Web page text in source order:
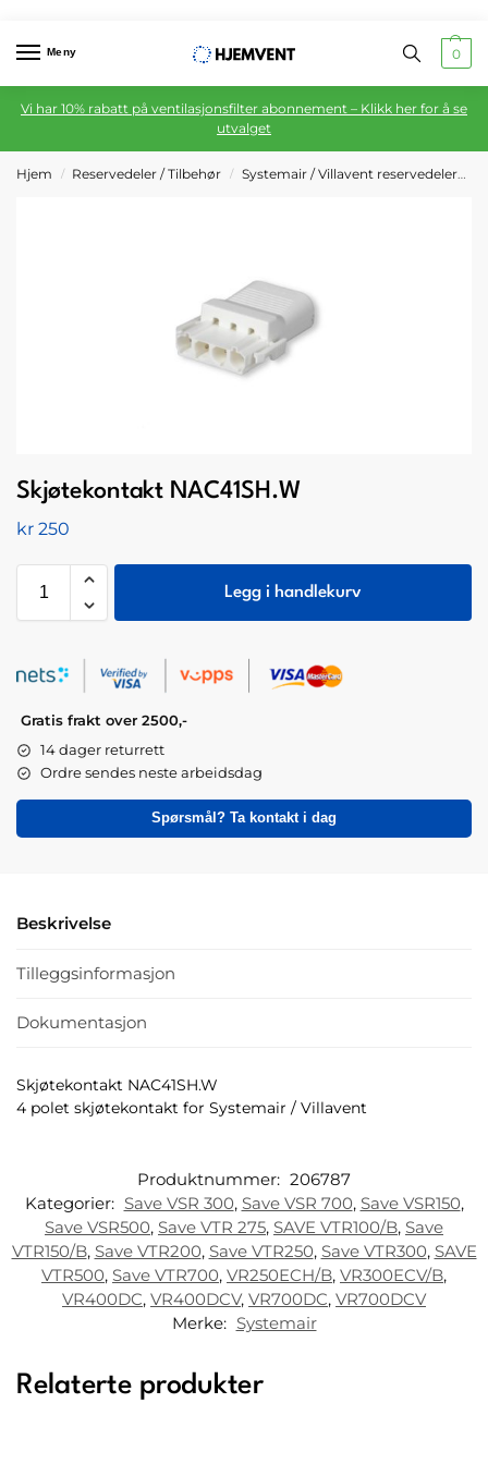
Meny 0
Vi har 10% rabatt på ventilasjonsfilter abonnement – Klikk her for å se
utvalget
Hjem / Reservedeler / Tilbehør / Systemair / Villavent reservedeler
Skjøtekontakt NAC41SH.W
kr 250
Legg i handlekurv
Gratis frakt over 2500,-
14 dager returrett
Ordre sendes neste arbeidsdag
Spørsmål? Ta kontakt i dag
Beskrivelse
Tilleggsinformasjon
Dokumentasjon
Skjøtekontakt NAC41SH.W
4 polet skjøtekontakt for Systemair / Villavent
Produktnummer: 206787
Kategorier: Save VSR 300, Save VSR 700, Save VSR150,
Save VSR500, Save VTR 275, SAVE VTR100/B, Save
VTR150/B, Save VTR200, Save VTR250, Save VTR300, SAVE
VTR500, Save VTR700, VR250ECH/B, VR300ECV/B,
VR400DC, VR400DCV, VR700DC, VR700DCV
Merke: Systemair
Relaterte produkter